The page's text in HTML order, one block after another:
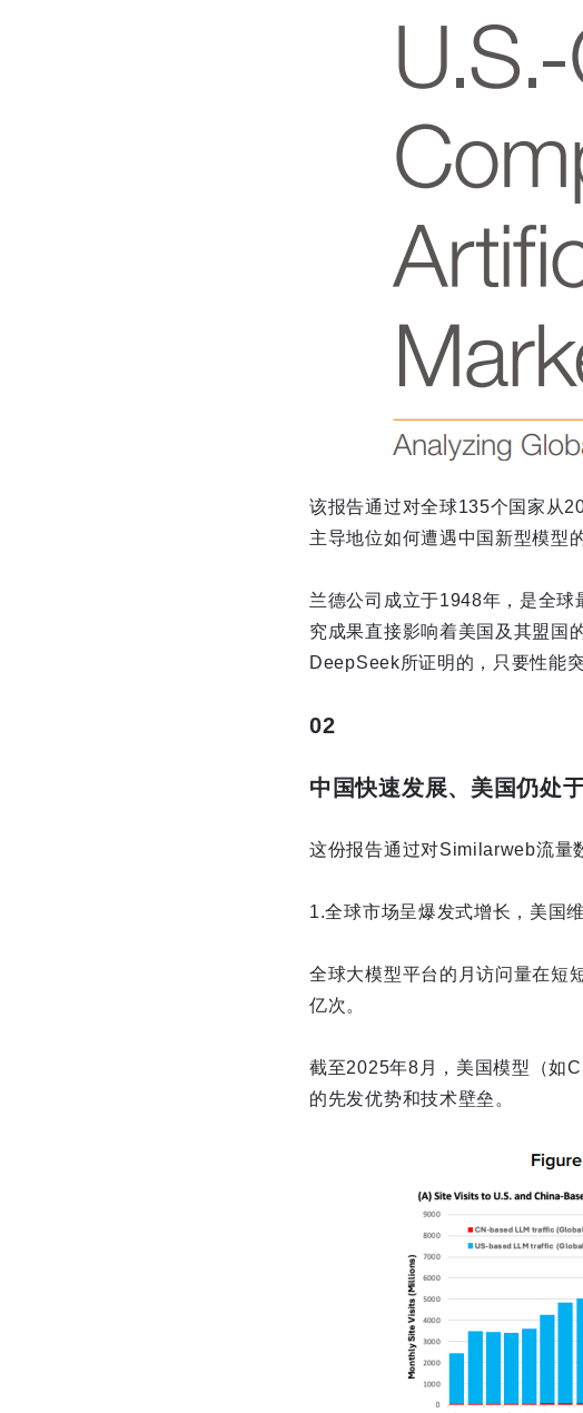
该报告通过对全球135个国家从
主导地位如何遭遇中国新型模型
兰德公司成立于1948年，是全
究成果直接影响着美国及其盟国
DeepSeek所证明的，只要性能
02
中国快速发展、美国仍处
这份报告通过对Similarweb流量
1.全球市场呈爆发式增长，美国
全球大模型平台的月访问量在短
亿次。
截至2025年8月，美国模型（如
的先发优势和技术壁垒。